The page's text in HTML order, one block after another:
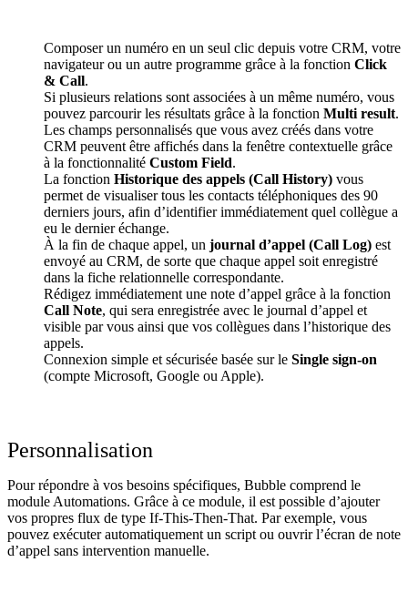
Composer un numéro en un seul clic depuis votre CRM, votre
navigateur ou un autre programme grâce à la fonction Click
& Call.
Si plusieurs relations sont associées à un même numéro, vous
pouvez parcourir les résultats grâce à la fonction Multi result.
Les champs personnalisés que vous avez créés dans votre
CRM peuvent être affichés dans la fenêtre contextuelle grâce
à la fonctionnalité Custom Field.
La fonction Historique des appels (Call History) vous
permet de visualiser tous les contacts téléphoniques des 90
derniers jours, afin d’identifier immédiatement quel collègue a
eu le dernier échange.
À la fin de chaque appel, un journal d’appel (Call Log) est
envoyé au CRM, de sorte que chaque appel soit enregistré
dans la fiche relationnelle correspondante.
Rédigez immédiatement une note d’appel grâce à la fonction
Call Note, qui sera enregistrée avec le journal d’appel et
visible par vous ainsi que vos collègues dans l’historique des
appels.
Connexion simple et sécurisée basée sur le Single sign-on
(compte Microsoft, Google ou Apple).
Personnalisation
Pour répondre à vos besoins spécifiques, Bubble comprend le
module Automations. Grâce à ce module, il est possible d’ajouter
vos propres flux de type If-This-Then-That. Par exemple, vous
pouvez exécuter automatiquement un script ou ouvrir l’écran de note
d’appel sans intervention manuelle.